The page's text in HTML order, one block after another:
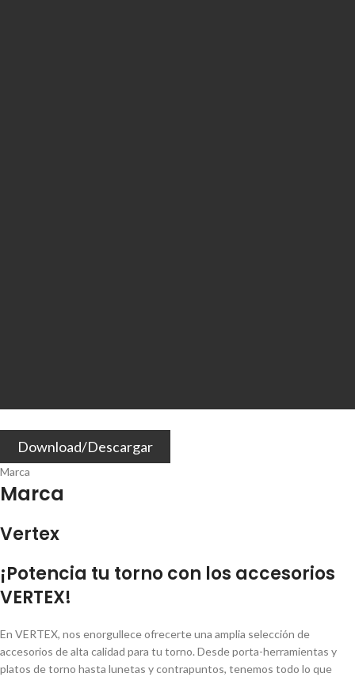
Download/Descargar
Marca
Marca
Vertex
¡Potencia tu torno con los accesorios
VERTEX!
En VERTEX, nos enorgullece ofrecerte una amplia selección de
accesorios de alta calidad para tu torno. Desde porta-herramientas y
platos de torno hasta lunetas y contrapuntos, tenemos todo lo que